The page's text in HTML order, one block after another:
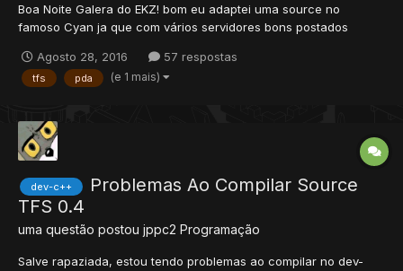
Boa Noite Galera do EKZ! bom eu adaptei uma source no
famoso Cyan ja que com vários servidores bons postados
Criar o Servidor Slicer - Por Editar o Servidor Mulurka - Pelas
outfits Stylo - Pelo tuto do ícone system N...
Agosto 28, 2016 57 respostas
tfs pda (e 1 mais)
dev-c++
Problemas Ao Compilar Source
TFS 0.4
uma questão postou jppc2 Programação
Salve rapaziada, estou tendo problemas ao compilar no dev-